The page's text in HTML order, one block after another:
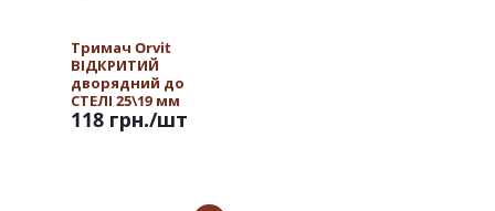
Тримач Orvit
ВІДКРИТИЙ
дворядний до
СТЕЛІ 25\19 мм
ОНІКС
118 грн./шт